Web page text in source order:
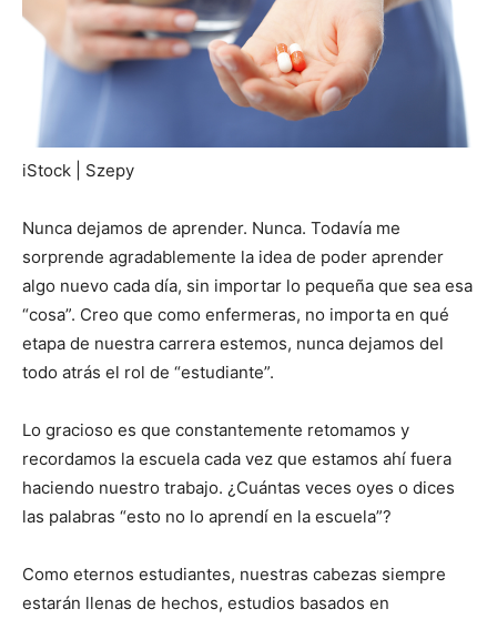
iStock | Szepy
Nunca dejamos de aprender. Nunca. Todavía me
sorprende agradablemente la idea de poder aprender
algo nuevo cada día, sin importar lo pequeña que sea esa
“cosa”. Creo que como enfermeras, no importa en qué
etapa de nuestra carrera estemos, nunca dejamos del
todo atrás el rol de “estudiante”.
Lo gracioso es que constantemente retomamos y
recordamos la escuela cada vez que estamos ahí fuera
haciendo nuestro trabajo. ¿Cuántas veces oyes o dices
las palabras “esto no lo aprendí en la escuela”?
Como eternos estudiantes, nuestras cabezas siempre
estarán llenas de hechos, estudios basados en